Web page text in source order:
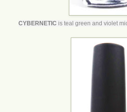
CYBERNETIC is teal green and violet